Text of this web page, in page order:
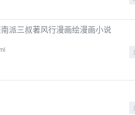
派三叔著风行漫画绘漫画小说